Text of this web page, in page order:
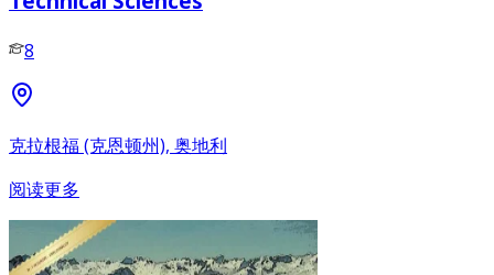
8
克拉根福 (克恩顿州), 奥地利
阅读更多